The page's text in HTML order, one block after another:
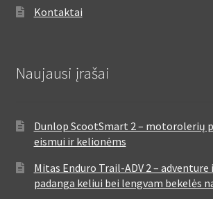
Kontaktai
Naujausi įrašai
Dunlop ScootSmart 2 – motorolerių
eismui ir kelionėms
Mitas Enduro Trail-ADV 2 –
padanga keliui bei lengvam bekelės